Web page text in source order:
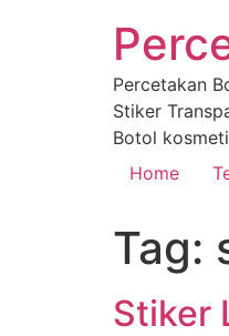
Percetakan
Stiker
Botol
Home
Tag:
Stiker